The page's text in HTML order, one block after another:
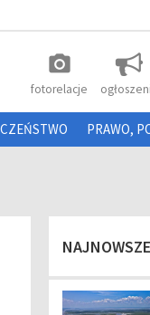
photo_camera
fotorelacje
PRAWO,